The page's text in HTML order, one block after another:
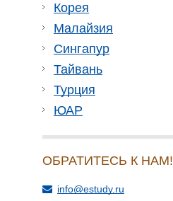
Корея
Малайзия
Сингапур
Тайвань
Турция
ЮАР
ОБРАТИТЕСЬ К НАМ!
info@estudy.ru